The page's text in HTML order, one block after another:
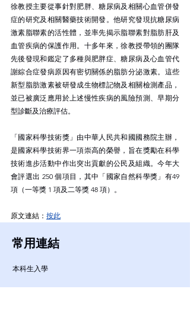
徐教授主要從事針對肥胖、糖尿病及相關心血管併發
症的研究及相關醫藥技術開發。他研究發現抗糖尿病
激素脂聯素的活性體，並率先揭示脂聯素對脂肪肝及
血管疾病的保護作用。十多年來，徐教授帶領的團隊
先後發現和鑑定了多種與肥胖症、糖尿病及心血管代
謝綜合症發病原因有密切關係的脂肪分泌激素。這些
新型脂肪激素被研發成生物標記物及相關檢測產品，
並已被廣泛應用於上述慢性疾病的風險預測、早期分
型診斷及治療評估。
「國家科學技術獎」由中華人民共和國國務院主辦，
是國家科學技術界一項崇高的榮譽，旨在獎勵在科學
技術進步活動中作出突出貢獻的公民及組織。今年大
會評選出 250 個項目，其中「國家自然科學獎」有49
項（一等獎 1 項及二等獎 48 項）。
原文連結： 按此
常用連結
本科生入學